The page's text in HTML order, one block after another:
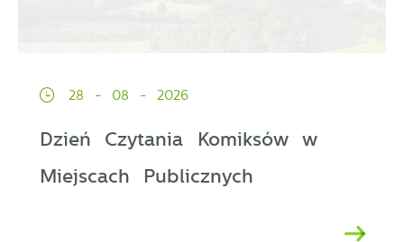
28 - 08 - 2026
Dzień Czytania Komiksów w
Miejscach Publicznych